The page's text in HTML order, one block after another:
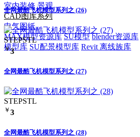
室内装修 景观
CAD图库系列
电气图纸
MAX模型资源库 SU模型 blender资源库
模型库 SU配景模型库 Revit 离线族库
全网最酷飞机模型系列之 (26)
STEPSTL
￥3
全网最酷飞机模型系列之 (27)
STEPSTL
￥ 3
全网最酷飞机模型系列之 (28)